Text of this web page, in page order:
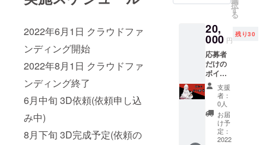
2022年6月1日 クラウドファ
ンディング開始
2022年8月1日 クラウドファ
ンディング終了
6月中旬 3D依頼(依頼申し込
み中)
8月下旬 3D完成予定(依頼の
お願い
す。
択
す
る
20,
000 円
残り30
応募者
だけの
ボイス
動画と
アクス
タと
チェキ
こちら
はギガ
ファイ
支援
者：
0人
お届
け予
定：
2022